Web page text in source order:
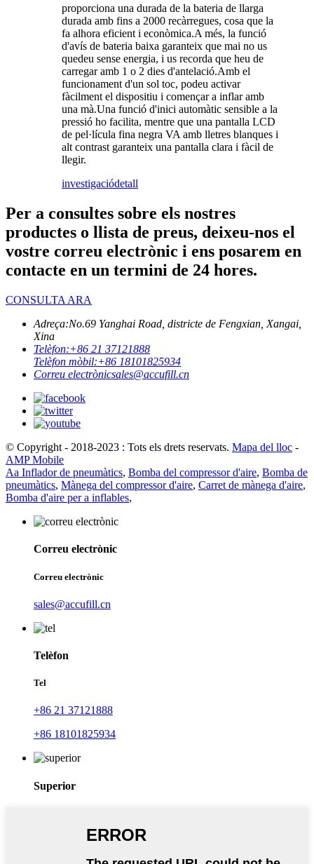
proporciona una durada de la bateria de llarga
durada amb fins a 2000 recàrregues, cosa que la
fa alhora eficient i econòmica.A més, la funció
d'avís de bateria baixa garanteix que mai no us
quedeu sense energia, i us recorda que heu de
carregar amb 1 o 2 dies d'antelació.Amb el
funcionament d'un sol toc, podeu activar
fàcilment el dispositiu i començar a inflar amb
una mà.Una funció d'inici automàtic sensible a la
pressió ho facilita, mentre que una pantalla LCD
de pel·lícula fina negra VA amb lletres blanques i
alt contrast garanteix una pantalla clara i fàcil de
llegir.
investigaciódetall
Per a consultes sobre els nostres
productes o llista de preus, deixeu-nos el
vostre correu electrònic i ens posarem en
contacte en un termini de 24 hores.
CONSULTA ARA
Adreça:No.69 Yanghai Road, districte de Fengxian, Xangai,
Xina
Telèfon:+86 21 37121888
Telèfon mòbil:+86 18101825934
Correu electrònicsales@accufill.cn
© Copyright - 2018-2023 : Tots els drets reservats. Mapa del lloc -
AMP Mobile
Aa Inflador de pneumàtics, Bomba del compressor d'aire, Bomba de
pneumàtics, Mànega del compressor d'aire, Carret de mànega d'aire,
Bomba d'aire per a inflables,
Correu electrònic
Correu electrònic
sales@accufill.cn
Telèfon
Tel
+86 21 37121888
+86 18101825934
Superior